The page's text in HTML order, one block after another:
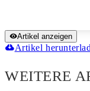
Artikel anzeigen
Artikel
WEITERE